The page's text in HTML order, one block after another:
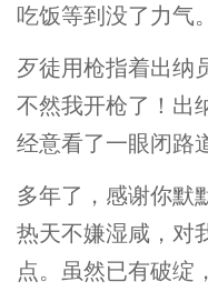
吃饭等到没了力气。
歹徒用枪指着出纳
不然我开枪了！出
经意看了一眼闭路
多年了，感谢你默
热天不嫌湿咸，对
点。虽然已有破绽